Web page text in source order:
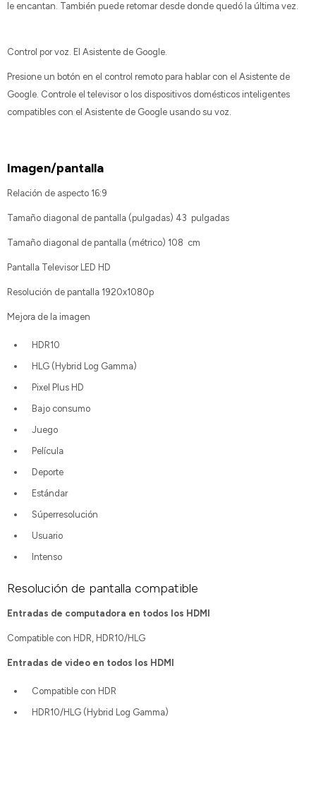
le encantan. También puede retomar desde donde quedó la última vez.
Control por voz. El Asistente de Google.
Presione un botón en el control remoto para hablar con el Asistente de
Google. Controle el televisor o los dispositivos domésticos inteligentes
compatibles con el Asistente de Google usando su voz.
Imagen/pantalla
Relación de aspecto 16:9
Tamaño diagonal de pantalla (pulgadas) 43 pulgadas
Tamaño diagonal de pantalla (métrico) 108 cm
Pantalla Televisor LED HD
Resolución de pantalla 1920x1080p
Mejora de la imagen
HDR10
HLG (Hybrid Log Gamma)
Pixel Plus HD
Bajo consumo
Juego
Película
Deporte
Estándar
Súperresolución
Usuario
Intenso
Resolución de pantalla compatible
Entradas de computadora en todos los HDMI
Compatible con HDR, HDR10/HLG
Entradas de video en todos los HDMI
Compatible con HDR
HDR10/HLG (Hybrid Log Gamma)